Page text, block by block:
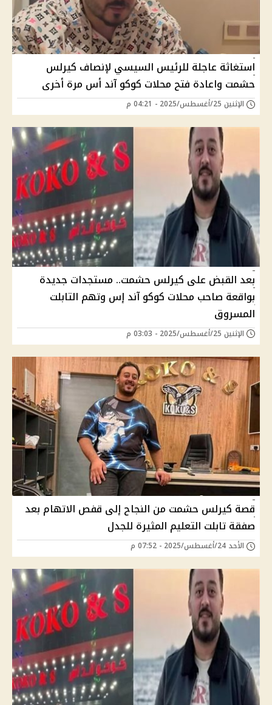
استغاثة عاجلة للرئيس السيسي لإنصاف كيرلس
حشمت واعادة فتح محلات كوكو آند أس مرة أخرى
الإثنين 25/أغسطس/2025 - 04:21 م
بعد القبض على كيرلس حشمت.. مستجدات جديدة
بواقعة صاحب محلات كوكو آند إس وتهم التابلت
المسروق
الإثنين 25/أغسطس/2025 - 03:03 م
قصة كيرلس حشمت من النجاح إلى قفص الاتهام بعد
صفقة تابلت التعليم المثيرة للجدل
الأحد 24/أغسطس/2025 - 07:52 م